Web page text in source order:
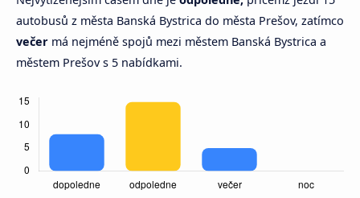
autobusů z města Banská Bystrica do města Prešov, zatímco
večer má nejméně spojů mezi městem Banská Bystrica a
městem Prešov s 5 nabídkami.